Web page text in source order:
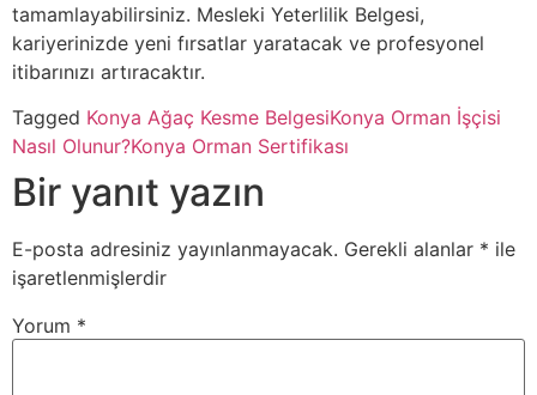
tamamlayabilirsiniz. Mesleki Yeterlilik Belgesi,
kariyerinizde yeni fırsatlar yaratacak ve profesyonel
itibarınızı artıracaktır.
Tagged Konya Ağaç Kesme BelgesiKonya Orman İşçisi
Nasıl Olunur?Konya Orman Sertifikası
Bir yanıt yazın
E-posta adresiniz yayınlanmayacak. Gerekli alanlar * ile
işaretlenmişlerdir
Yorum *